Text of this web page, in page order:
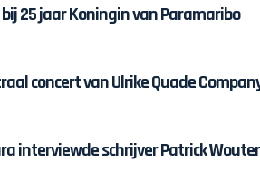
25 jaar Koningin van Paramaribo
concert van Ulrike Quade
interviewde schrijver Patrick